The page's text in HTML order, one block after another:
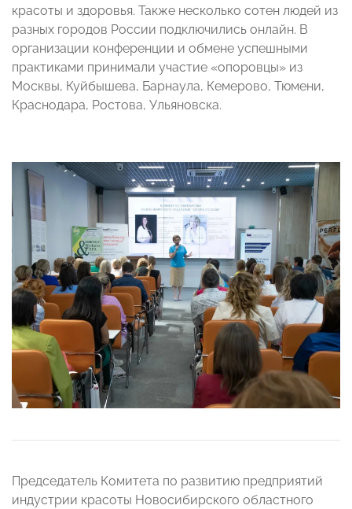
красоты и здоровья. Также несколько сотен людей из
разных городов России подключились онлайн. В
организации конференции и обмене успешными
практиками принимали участие «опоровцы» из
Москвы, Куйбышева, Барнаула, Кемерово, Тюмени,
Краснодара, Ростова, Ульяновска.
Председатель Комитета по развитию предприятий
индустрии красоты Новосибирского областного